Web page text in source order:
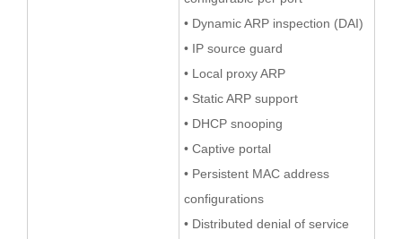
• Dynamic ARP inspection (DAI)
• IP source guard
• Local proxy ARP
• Static ARP support
• DHCP snooping
• Captive portal
• Persistent MAC address
configurations
• Distributed denial of service